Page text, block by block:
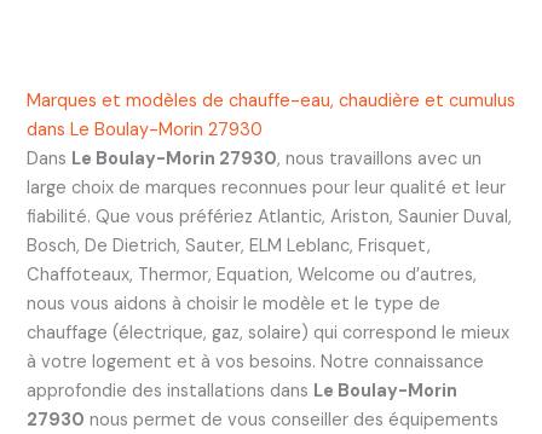
Marques et modèles de chauffe-eau, chaudière et cumulus
dans Le Boulay-Morin 27930
Dans Le Boulay-Morin 27930, nous travaillons avec un
large choix de marques reconnues pour leur qualité et leur
fiabilité. Que vous préfériez Atlantic, Ariston, Saunier Duval,
Bosch, De Dietrich, Sauter, ELM Leblanc, Frisquet,
Chaffoteaux, Thermor, Equation, Welcome ou d’autres,
nous vous aidons à choisir le modèle et le type de
chauffage (électrique, gaz, solaire) qui correspond le mieux
à votre logement et à vos besoins. Notre connaissance
approfondie des installations dans Le Boulay-Morin
27930 nous permet de vous conseiller des équipements